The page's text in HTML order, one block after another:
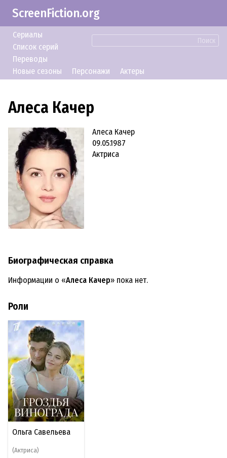
ScreenFiction.org
Поиск
Сериалы
Список серий
Переводы
Новые сезоны
Персонажи Актеры
Алеса Качер
Алеса Качер
09.05.1987
Актриса
Биографическая справка
Информации о «Алеса Качер» пока нет.
Роли
Ольга Савельева
(Актриса)